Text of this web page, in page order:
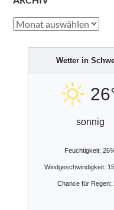
Archiv
Wetter in
sonnig
Feuchtigkeit:
Windgeschwindigkeit:
Chance für Regen: